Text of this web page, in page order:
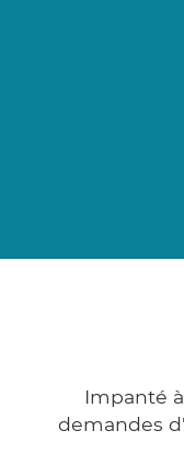
Impanté
demandes